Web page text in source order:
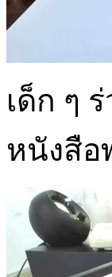
เด็ก ๆ
หนังสื